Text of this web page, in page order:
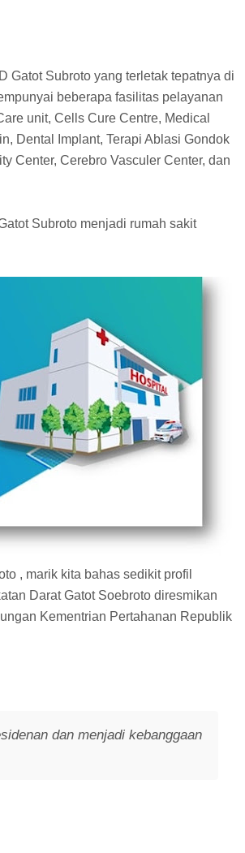
Gatot Subroto yang terletak tepatnya di
beberapa fasilitas pelayanan
unit, Cells Cure Centre, Medical
Dental Implant, Terapi Ablasi Gondok
Center, Cerebro Vasculer Center, dan
Subroto menjadi rumah sakit
, marik kita bahas sedikit profil
Darat Gatot Soebroto diresmikan
Kementrian Pertahanan Republik
dan menjadi kebanggaan